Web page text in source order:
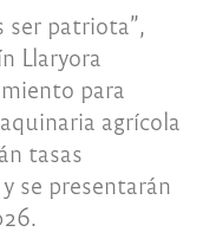
patriota”,
Llaryora
para
agrícola
tasas
se presentarán